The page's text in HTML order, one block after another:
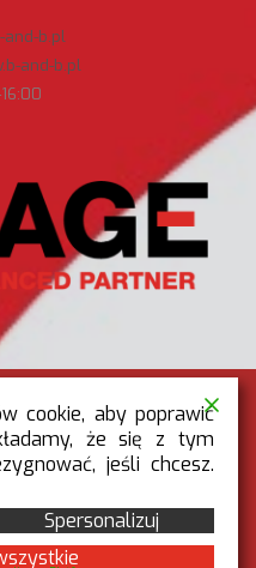
and-b.pl
and-b.pl
REKLAMACJI
2026 - wszystkie
cookie, aby poprawić
że się z tym
jeśli chcesz.
Spersonalizuj